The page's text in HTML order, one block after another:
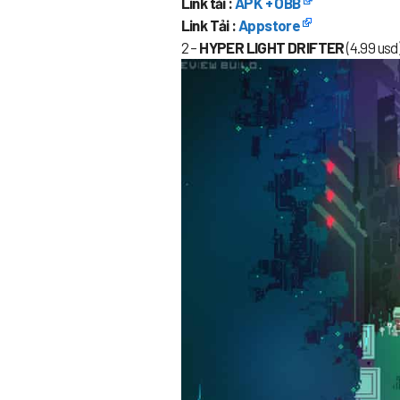
Link Tải : Appstore
2 – HYPER LIGHT DRIFTER(4.99